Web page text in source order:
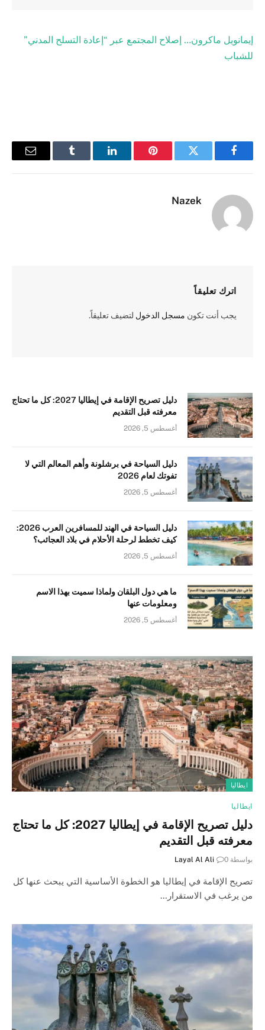
إيمانويل ماكرون… إصلاح المجتمع عبر “إعادة التسلح المدني”
للشباب
فيسبوك تويتر بينتيريستلينكدإن Tumblr
البريد
Nazek
اترك تعليقاً
يجب أنت تكون مسجل الدخول لتضيف تعليقاً.
دليل تصريح الإقامة في إيطاليا 2027: كل ما تحتاج
معرفته قبل التقديم
أغسطس 5, 2026
دليل السياحة في برشلونة وأهم المعالم التي لا
تفوتك لعام 2026
أغسطس 5, 2026
دليل السياحة في الهند للمسافرين العرب 2026:
كيف تخطط لرحلة الأحلام في بلاد العجائب؟
أغسطس 5, 2026
ما هي دول البلقان ولماذا سميت بهذا الاسم
ومعلومات عنها
أغسطس 5, 2026
ايطاليا
ايطاليا
دليل تصريح الإقامة في إيطاليا 2027: كل ما تحتاج
معرفته قبل التقديم
بواسطة Layal Al Ali 0
تصريح الإقامة في إيطاليا هو الخطوة الأساسية التي يبحث عنها كل
من يرغب في الاستقرار…